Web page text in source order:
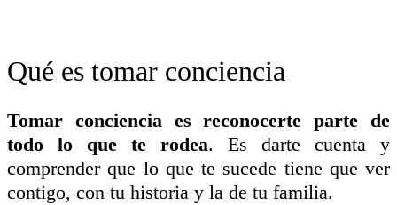
Qué es tomar conciencia
Tomar conciencia es reconocerte parte de
todo lo que te rodea. Es darte cuenta y
comprender que lo que te sucede tiene que ver
contigo, con tu historia y la de tu familia.